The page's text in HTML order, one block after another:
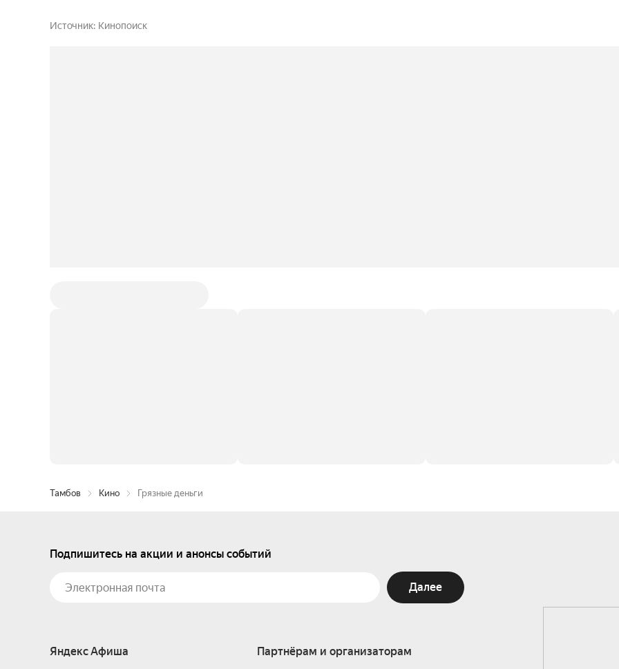
Источник Кинопоиск
Тамбов Кино Грязные деньги
Подпишитесь на акции и анонсы событий
Далее
Яндекс Афиша Партнёрам и организаторам